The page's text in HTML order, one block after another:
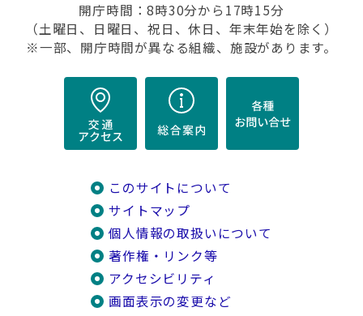
開庁時間：8時30分から17時15分
（土曜日、日曜日、祝日、休日、年末年始を除く）
※一部、開庁時間が異なる組織、施設があります。
このサイトについて
サイトマップ
個人情報の取扱いについて
著作権・リンク等
アクセシビリティ
画面表示の変更など